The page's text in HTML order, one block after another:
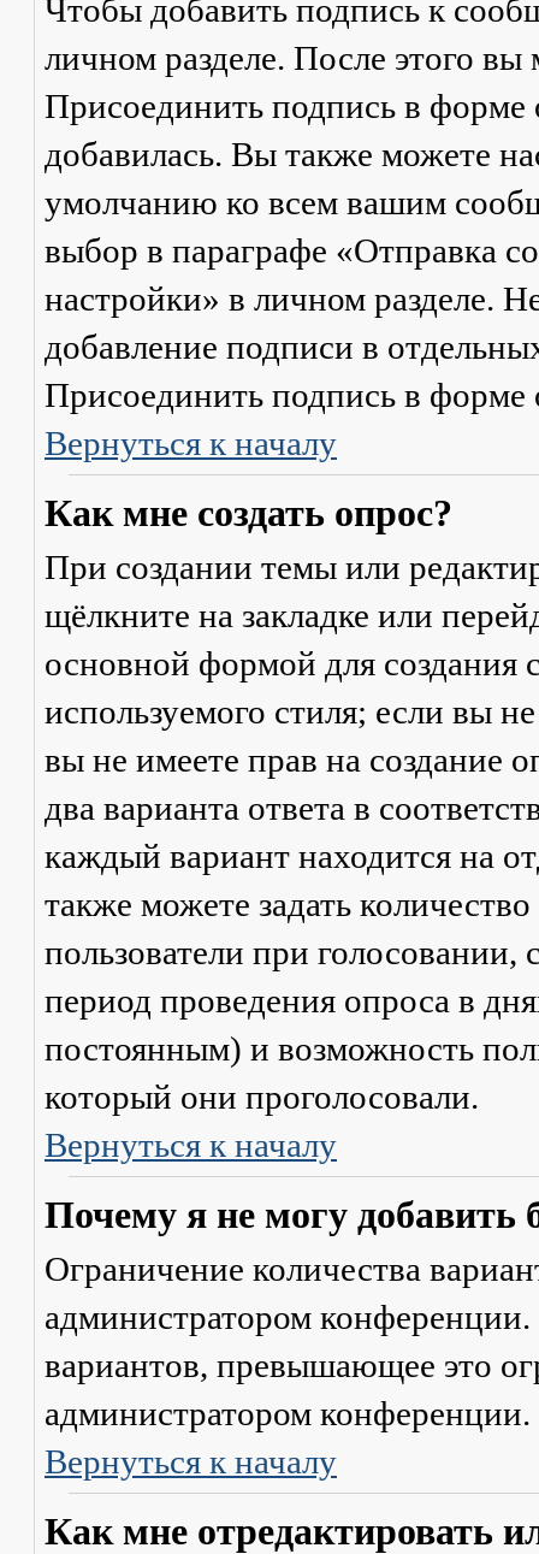
Чтобы добавить подпись к
личном разделе. После этого
Присоединить подпись в форме
добавилась. Вы также можете
умолчанию ко всем вашим
выбор в параграфе «Отправка
настройки» в личном разделе.
добавление подписи в
Присоединить подпись в форме
Вернуться к началу
Как мне создать опрос?
При создании темы или
щёлкните на закладке или
основной формой для создания
используемого стиля; если вы
вы не имеете прав на создание
два варианта ответа в
каждый вариант находится на
также можете задать
пользователи при
период проведения опроса в
постоянным) и возможность
который они проголосовали.
Вернуться к началу
Почему я не могу добавить
Ограничение количества
администратором
вариантов, превышающее это
администратором конференции.
Вернуться к началу
Как мне отредактировать